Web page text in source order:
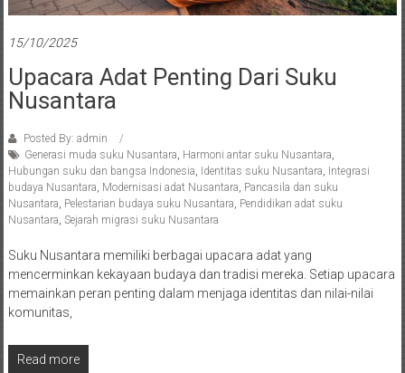
15/10/2025
Upacara Adat Penting Dari Suku
Nusantara
Posted By: admin
Generasi muda suku Nusantara Harmoni antar suku Nusantara
Hubungan suku dan bangsa Indonesia Identitas suku Nusantara Integrasi
budaya Nusantara Modernisasi adat Nusantara Pancasila dan suku
Nusantara Pelestarian budaya suku Nusantara Pendidikan adat suku
Nusantara Sejarah migrasi suku Nusantara
Suku Nusantara memiliki berbagai upacara adat yang
mencerminkan kekayaan budaya dan tradisi mereka. Setiap upacara
memainkan peran penting dalam menjaga identitas dan nilai-nilai
komunitas,
Read more